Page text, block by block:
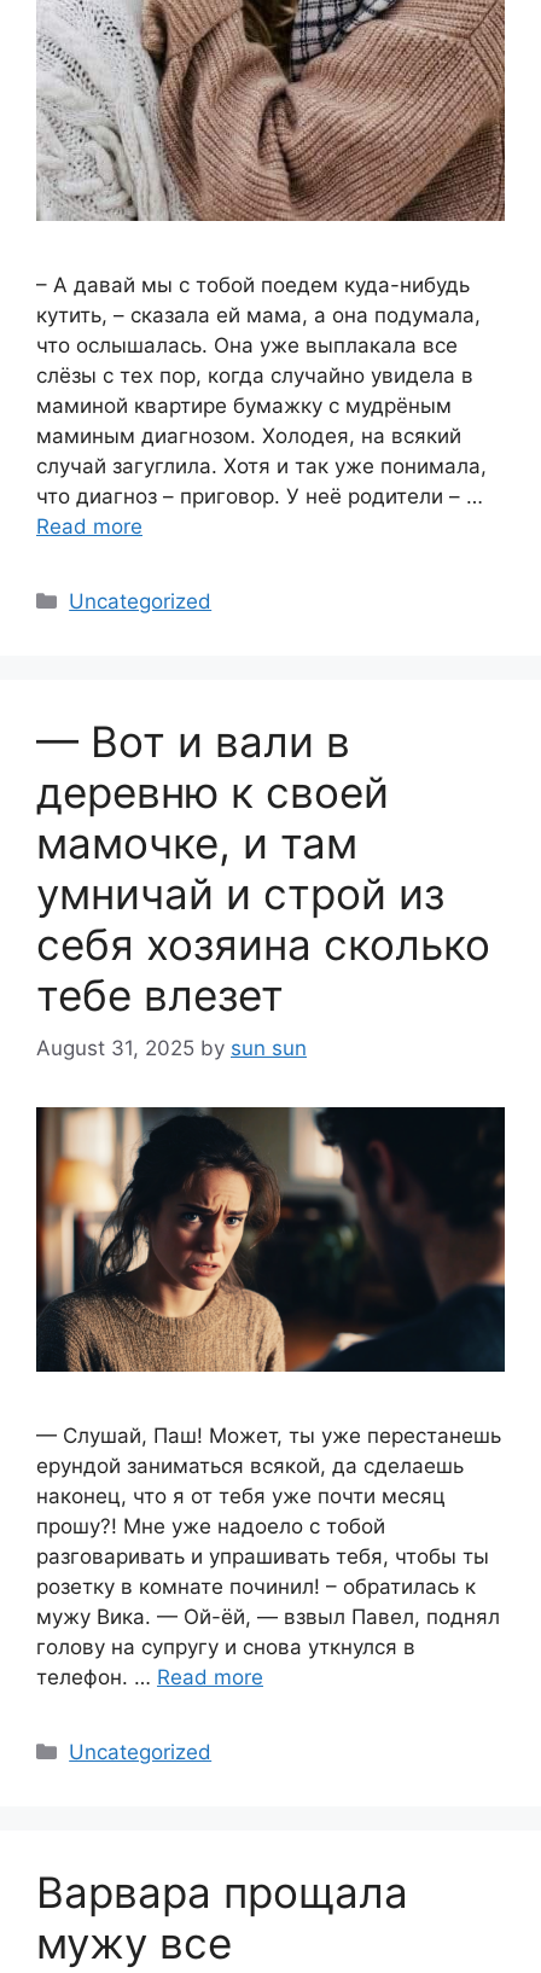
– А давай мы с тобой поедем куда-нибудь
кутить, – сказала ей мама, а она подумала,
что ослышалась. Она уже выплакала все
слёзы с тех пор, когда случайно увидела в
маминой квартире бумажку с мудрёным
маминым диагнозом. Холодея, на всякий
случай загуглила. Хотя и так уже понимала,
что диагноз – приговор. У неё родители – …
Read more
Categories
Uncategorized
— Вот и вали в
деревню к своей
мамочке, и там
умничай и строй из
себя хозяина сколько
тебе влезет
August 31, 2025 by sun sun
— Слушай, Паш! Может, ты уже перестанешь
ерундой заниматься всякой, да сделаешь
наконец, что я от тебя уже почти месяц
прошу?! Мне уже надоело с тобой
разговаривать и упрашивать тебя, чтобы ты
розетку в комнате починил! – обратилась к
мужу Вика. — Ой-ёй, — взвыл Павел, поднял
голову на супругу и снова уткнулся в
телефон. … Read more
Categories
Uncategorized
Варвара прощала
мужу все